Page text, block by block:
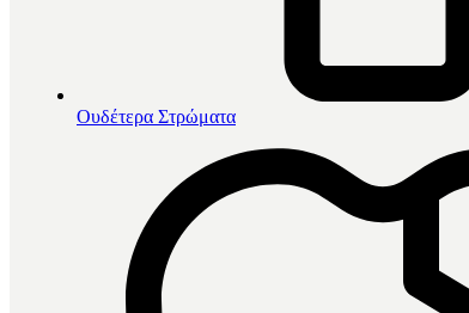
Ουδέτερα Στρώματα